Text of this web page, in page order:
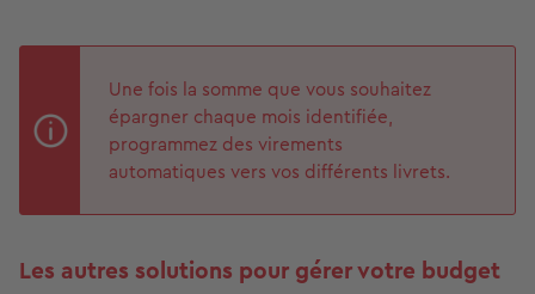
Une fois la somme que vous souhaitez
épargner chaque mois identifiée,
programmez des virements
automatiques vers vos différents livrets.
Les autres solutions pour gérer votre budget